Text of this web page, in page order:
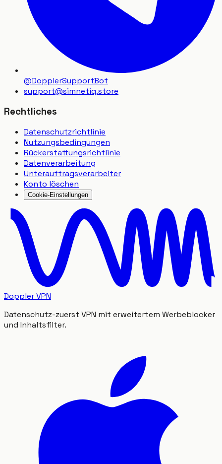
@DopplerSupportBot
support@simnetiq.store
Rechtliches
Datenschutzrichtlinie
Nutzungsbedingungen
Rückerstattungsrichtlinie
Datenverarbeitung
Unterauftragsverarbeiter
Konto löschen
Cookie-Einstellungen
Doppler VPN
Datenschutz-zuerst VPN mit erweitertem Werbeblocker
und Inhaltsfilter.